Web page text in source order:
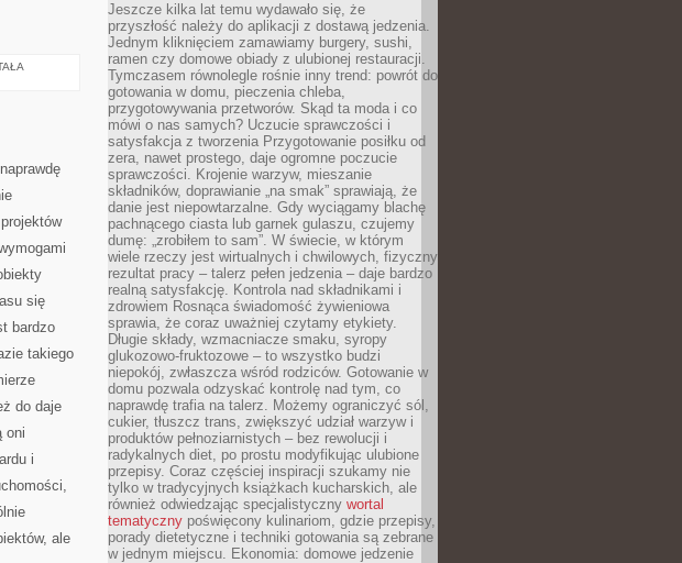
się
bardzo
takiego
do daje
oni
i
ale
Jeszcze kilka lat temu wydawało się, że
przyszłość należy do aplikacji z dostawą jedzenia.
Jednym kliknięciem zamawiamy burgery, sushi,
ramen czy domowe obiady z ulubionej restauracji.
Tymczasem równolegle rośnie inny trend: powrót do
gotowania w domu, pieczenia chleba,
przygotowywania przetworów. Skąd ta moda i co
mówi o nas samych? Uczucie sprawczości i
satysfakcja z tworzenia Przygotowanie posiłku od
zera, nawet prostego, daje ogromne poczucie
sprawczości. Krojenie warzyw, mieszanie
składników, doprawianie „na smak” sprawiają, że
danie jest niepowtarzalne. Gdy wyciągamy blachę
pachnącego ciasta lub garnek gulaszu, czujemy
dumę: „zrobiłem to sam”. W świecie, w którym
wiele rzeczy jest wirtualnych i chwilowych, fizyczny
rezultat pracy – talerz pełen jedzenia – daje bardzo
realną satysfakcję. Kontrola nad składnikami i
zdrowiem Rosnąca świadomość żywieniowa
sprawia, że coraz uważniej czytamy etykiety.
Długie składy, wzmacniacze smaku, syropy
glukozowo-fruktozowe – to wszystko budzi
niepokój, zwłaszcza wśród rodziców. Gotowanie w
domu pozwala odzyskać kontrolę nad tym, co
naprawdę trafia na talerz. Możemy ograniczyć sól,
cukier, tłuszcz trans, zwiększyć udział warzyw i
produktów pełnoziarnistych – bez rewolucji i
radykalnych diet, po prostu modyfikując ulubione
przepisy. Coraz częściej inspiracji szukamy nie
tylko w tradycyjnych książkach kucharskich, ale
również odwiedzając specjalistyczny wortal
tematyczny poświęcony kulinariom, gdzie przepisy,
porady dietetyczne i techniki gotowania są zebrane
w jednym miejscu. Ekonomia: domowe jedzenie